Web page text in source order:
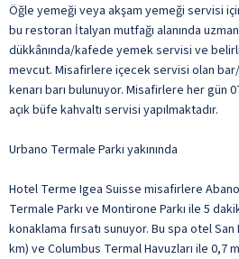
Öğle yemeği veya akşam yemeği servisi
bu restoran İtalyan mutfağı alanında
dükkânında/kafede yemek servisi ve
mevcut. Misafirlere içecek servisi olan
kenarı barı bulunuyor. Misafirlere her gün
açık büfe kahvaltı servisi yapılmaktadır.
Urbano Termale Parkı yakınında
Hotel Terme Igea Suisse misafirlere
Termale Parkı ve Montirone Parkı ile 5
konaklama fırsatı sunuyor. Bu spa otel San
km) ve Columbus Termal Havuzları ile 0,7